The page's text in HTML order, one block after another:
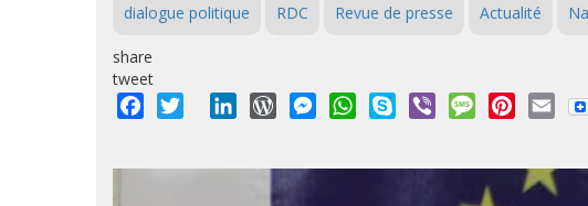
dialogue politique RDC Revue de presse Actualité
share
tweet
Facebook
Twitter LinkedInWordPressMessengerWhatsApp
Skype Viber Message